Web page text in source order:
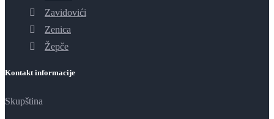
Zavidovići
Zenica
Žepče
Kontakt informacije
Skupština